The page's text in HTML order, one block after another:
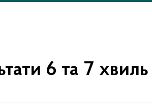
6 та 7 хвиль